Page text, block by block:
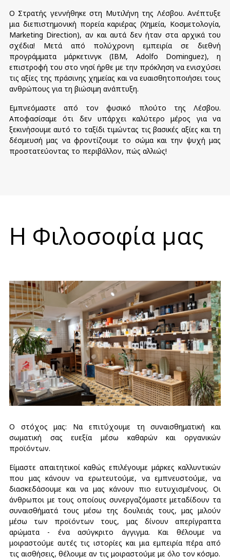
Ο Στρατής γεννήθηκε στη Μυτιλήνη της Λέσβου. Ανέπτυξε
μια διεπιστημονική πορεία καριέρας (Χημεία, Κοσμετολογία,
Marketing Direction), αν και αυτά δεν ήταν στα αρχικά του
σχέδια! Μετά από πολύχρονη εμπειρία σε διεθνή
προγράμματα μάρκετινγκ (IBM, Adolfo Dominguez), η
επιστροφή του στο νησί ήρθε με την πρόκληση να ενισχύσει
τις αξίες της πράσινης χημείας και να ευαισθητοποιήσει τους
ανθρώπους για τη βιώσιμη ανάπτυξη.
Εμπνεόμαστε από τον φυσικό πλούτο της Λέσβου.
Αποφασίσαμε ότι δεν υπάρχει καλύτερο μέρος για να
ξεκινήσουμε αυτό το ταξίδι τιμώντας τις βασικές αξίες και τη
δέσμευσή μας να φροντίζουμε το σώμα και την ψυχή μας
προστατεύοντας το περιβάλλον, πώς αλλιώς!
O στόχος μας: Να επιτύχουμε τη συναισθηματική και
σωματική σας ευεξία μέσω καθαρών και οργανικών
προϊόντων.
Είμαστε απαιτητικοί καθώς επιλέγουμε μάρκες καλλυντικών
που μας κάνουν να ερωτευτούμε, να εμπνευστούμε, να
διασκεδάσουμε και να μας κάνουν πιο ευτυχισμένους. Οι
άνθρωποι με τους οποίους συνεργαζόμαστε μεταδίδουν τα
συναισθήματά τους μέσω της δουλειάς τους, μας μιλούν
μέσω των προϊόντων τους, μας δίνουν απερίγραπτα
αρώματα - ένα ασύγκριτο άγγιγμα. Και θέλουμε να
μοιραστούμε αυτές τις ιστορίες και μια εμπειρία πέρα ​​από
τις αισθήσεις, θέλουμε αν τις μοιραστούμε με όλο τον κόσμο.
Η Φιλοσοφία μας